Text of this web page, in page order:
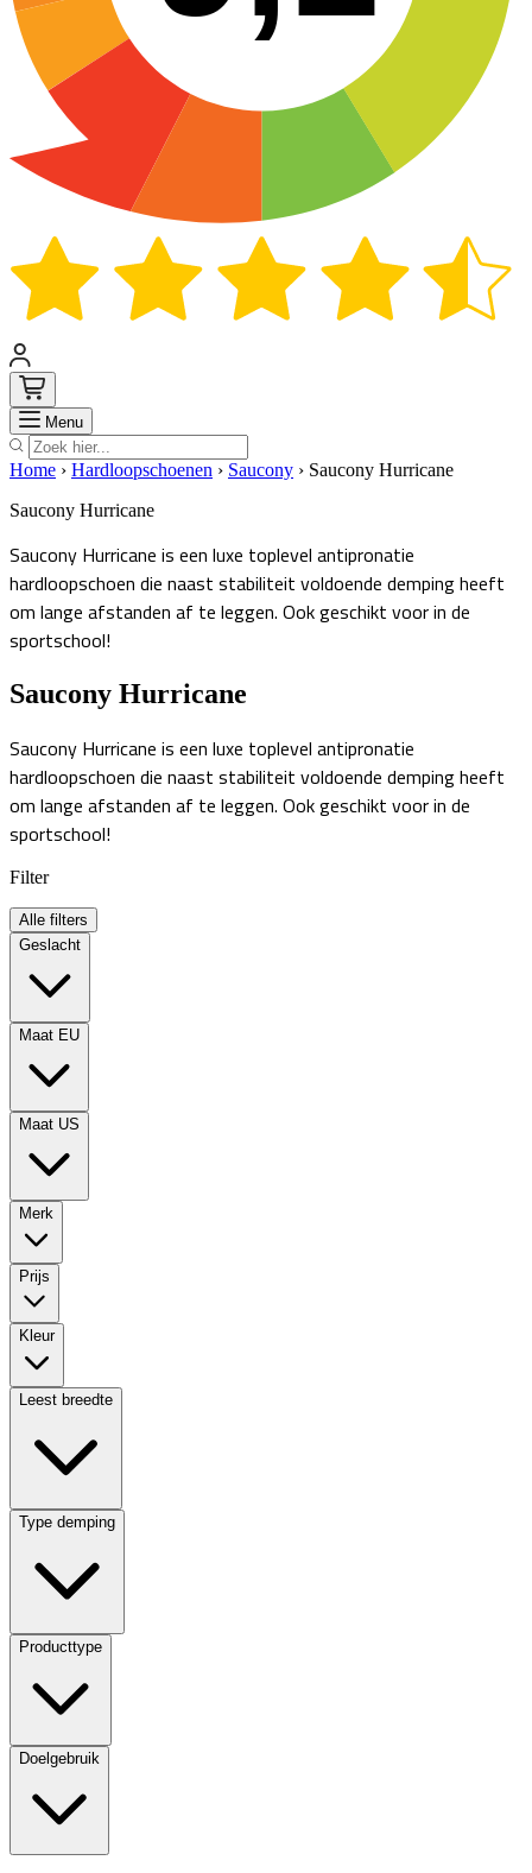
Menu Zoek
Home › Hardloopschoenen › Saucony › Saucony Hurricane
Saucony Hurricane
Saucony Hurricane is een luxe toplevel antipronatie
hardloopschoen die naast stabiliteit voldoende demping heeft
om lange afstanden af te leggen. Ook geschikt voor in de
sportschool!
Saucony Hurricane
Saucony Hurricane is een luxe toplevel antipronatie
hardloopschoen die naast stabiliteit voldoende demping heeft
om lange afstanden af te leggen. Ook geschikt voor in de
sportschool!
Filter
Alle filters
Geslacht
Maat EU
Maat US
Merk
Prijs
Kleur
Leest breedte
Type demping
Producttype
Doelgebruik